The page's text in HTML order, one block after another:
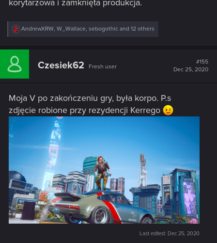
korytarzowa i zamknięta produkcja.
R
c
i
:
AndrewXRW, W_Wallace, sebogothic and 12 others
Czesiek62 Fresh user
#155
Dec 25, 2020
Moja V po zakończeniu gry, była korpo. P.s
zdjęcie robione przy rezydencji Kerrego
Last edited: Dec 25, 2020